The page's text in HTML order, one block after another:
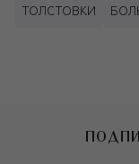
ТОЛСТОВКИ